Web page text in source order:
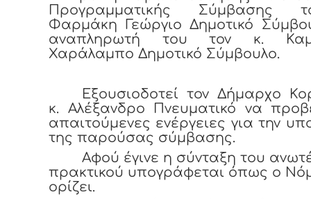
Προγραμματικής Σύμβασης
Φαρμάκη Γεώργιο Δημοτικό
αναπληρωτή του τον κ.
Χαράλαμπο Δημοτικό Σύμβουλο.
Εξουσιοδοτεί τον Δήμαρχο
κ. Αλέξανδρο Πνευματικό να
απαιτούμενες ενέργειες για την
της παρούσας σύμβασης.
Αφού έγινε η σύνταξη του
πρακτικού υπογράφεται όπως ο
ορίζει.